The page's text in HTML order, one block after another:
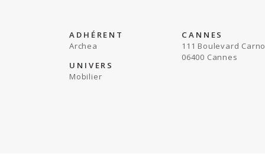
ADHÉRENT
Archea
UNIVERS
Mobilier
CANNES
111 Boulevard
06400 Cannes